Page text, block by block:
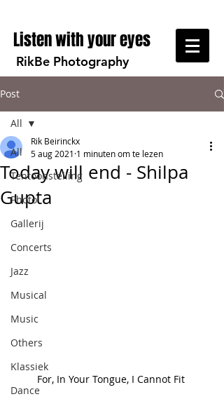
Listen with your eyes
RikBe Photography
Post
All
Tentoonstelling
Photo
Gallerij
Concerts
Jazz
Musical
Music
Others
Klassiek
Dance
All
Today will end - Shilpa
Gupta
Rik Beirinckx
5 aug 2021 1 minuten om te lezen
For, In Your Tongue, I Cannot Fit